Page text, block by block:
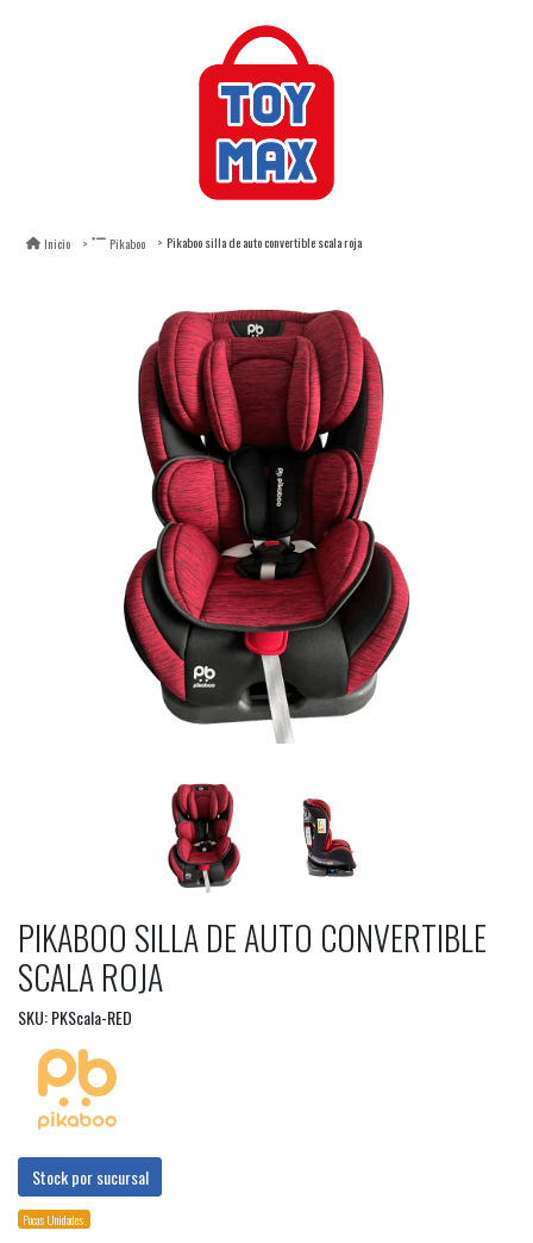
Inicio Pikaboo Pikaboo silla de auto convertible scala roja
PIKABOO SILLA DE AUTO CONVERTIBLE
SCALA ROJA
SKU: PKScala-RED
Stock por sucursal
Pocas Unidades.